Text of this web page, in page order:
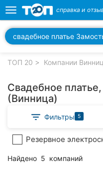
компании
Популярные
рубрики:
Стоматологии
Ветеринарные
Toggle
navigation
справка и
свадебное платье
ТОП 20 Компании
Свадебное
(Винница)
Фильтры 5
Резервное
Найдено 5 компаний